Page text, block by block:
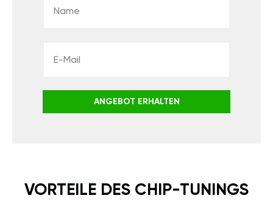
ANGEBOT ERHALTEN
VORTEILE DES CHIP-TUNINGS